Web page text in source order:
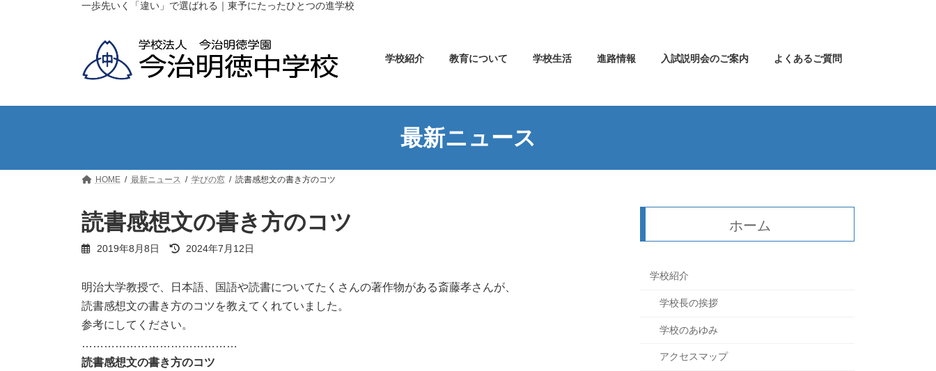
キ
に
一歩先いく「違い」で選ばれる｜東予にたったひとつの進学校
学校紹介 教育について 学校生活 進路情報 入試説明会のご案内 よくあるご質問
最新ニュース
HOME 最新ニュース 学びの窓 読書感想文の書き方のコツ
読書感想文の書き方のコツ
2019年8月8日
最
新
時
2024年7月12日
明治大学教授で、日本語、国語や読書についてたくさんの著作物がある斎藤孝さんが、
読書感想文の書き方のコツを教えてくれていました。
参考にしてください。
……………………………………
読書感想文の書き方のコツ
ホーム
学校紹介
学校長の挨拶
学校のあゆみ
アクセスマップ